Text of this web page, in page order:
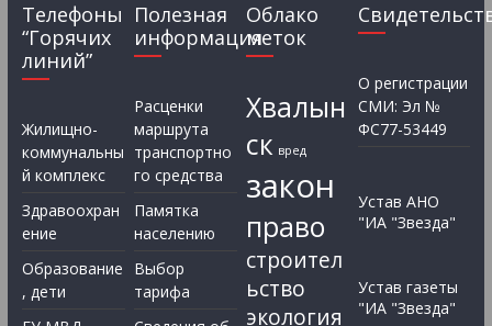
Телефоны
“Горячих
линий”
Жилищно-
коммунальны
й комплекс
Здравоохран
ение
Образование
, дети
Полезная
информация
Расценки
маршрута
транспортно
го средства
Памятка
населению
Выбор
тарифа
Облако
меток
Хвалын
ск вред
закон
право
строител
ьство
экология
О регистрации
СМИ: Эл №
ФС77-53449
Устав АНО
"ИА "Звезда"
Устав газеты
"ИА "Звезда"